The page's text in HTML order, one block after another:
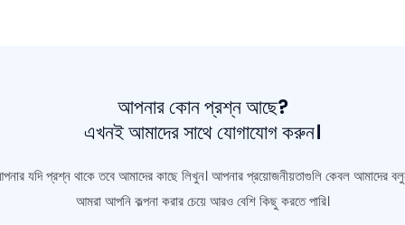
আপনার কোন প্রশ্ন আছে?
এখনই আমাদের সাথে যোগাযোগ করুন।
যদি প্রশ্ন থাকে তবে আমাদের কাছে লিখুন। আপনার প্রয়োজনীয়তাগুলি কেবল আমাদের
আমরা আপনি কল্পনা করার চেয়ে আরও বেশি কিছু করতে পারি।